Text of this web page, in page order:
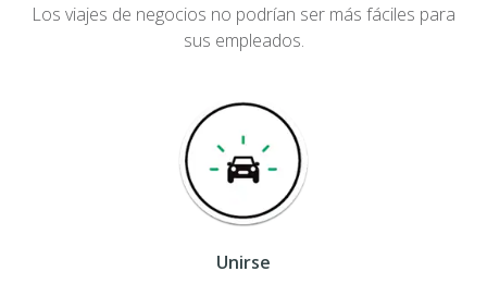
Los viajes de negocios no podrían ser más fáciles para
sus empleados.
Unirse